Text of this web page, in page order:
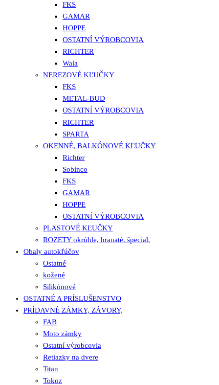
FKS
GAMAR
HOPPE
OSTATNÍ VÝROBCOVIA
RICHTER
Wala
NEREZOVÉ KĽUČKY
FKS
METAL-BUD
OSTATNÍ VÝROBCOVIA
RICHTER
SPARTA
OKENNÉ, BALKÓNOVÉ KĽUČKY
Richter
Sobinco
FKS
GAMAR
HOPPE
OSTATNÍ VÝROBCOVIA
PLASTOVÉ KĽUČKY
ROZETY okrúhle, hranaté, špecial,
Obaly autokľúčov
Ostatné
kožené
Silikónové
OSTATNÉ A PRÍSLUŠENSTVO
PRÍDAVNÉ ZÁMKY, ZÁVORY,
FAB
Moto zámky
Ostatní výrobcovia
Retiazky na dvere
Titan
Tokoz